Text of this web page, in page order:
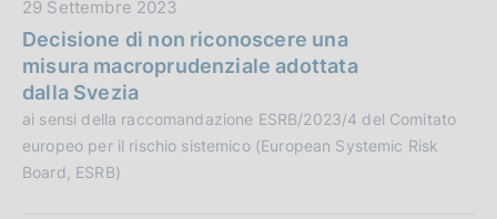
i
o
n
e
:
l
i
c
a
z
i
D
a
t
a
P
u
b
29 Settembre 2023
Decisione di non riconoscere una
misura macroprudenziale adottata
dalla Svezia
ai sensi della raccomandazione ESRB/2023/4 del Comitato
europeo per il rischio sistemico (European Systemic Risk
Board, ESRB)